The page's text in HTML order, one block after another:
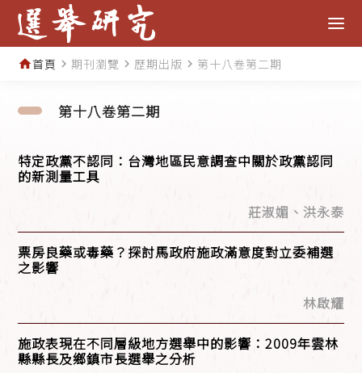
home首頁 navigate_next期刊瀏覽 navigate_next 歷期出版 navigate_next 第十八卷第二期
第十八卷第二期
特定政黨不認同：台灣地區民意調查中關於政黨認同
的新測量工具
莊淑媚、洪永泰
票房良藥或毒藥？探討馬政府施政滿意度對立委補選
之影響
林啟耀
施政表現在不同層級地方選舉中的影響：2009年雲林
縣縣長及鄉鎮市長選舉之分析